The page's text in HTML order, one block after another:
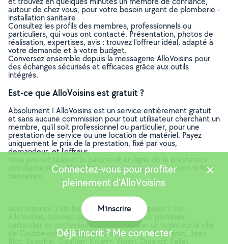
autour de chez vous, pour votre besoin urgent de plomberie -
installation sanitaire
Consultez les profils des membres, professionnels ou
particuliers, qui vous ont contacté. Présentation, photos de
réalisation, expertises, avis : trouvez l'offreur idéal, adapté à
votre demande et à votre budget.
Conversez ensemble depuis la messagerie AlloVoisins pour
des échanges sécurisés et efficaces grâce aux outils
intégrés.
Est-ce que AlloVoisins est gratuit ?
Absolument ! AlloVoisins est un service entièrement gratuit
et sans aucune commission pour tout utilisateur cherchant un
membre, qu’il soit professionnel ou particulier, pour une
prestation de service ou une location de matériel. Payez
uniquement le prix de la prestation, fixé par vous,
demandeur, et l’offreur.
directement sur AlloVoisins, sans aucune commission ni frais
Une urgence ? Un besoin ponctuel ou régulier ? Sur
AlloVoisins, trouvez rapidement le meilleur plombier,
de Courbevoie (de Gaulle, Quinet, Lalyre, Etudiants, Jean
Blot, Segoffin, Gaultier, Kruger, Visien, Diderot, Fallet,
Connectez-vous pour profiter
pleinement d'AlloVoisins
M'inscrire
Déjà inscrit ? Me connecter